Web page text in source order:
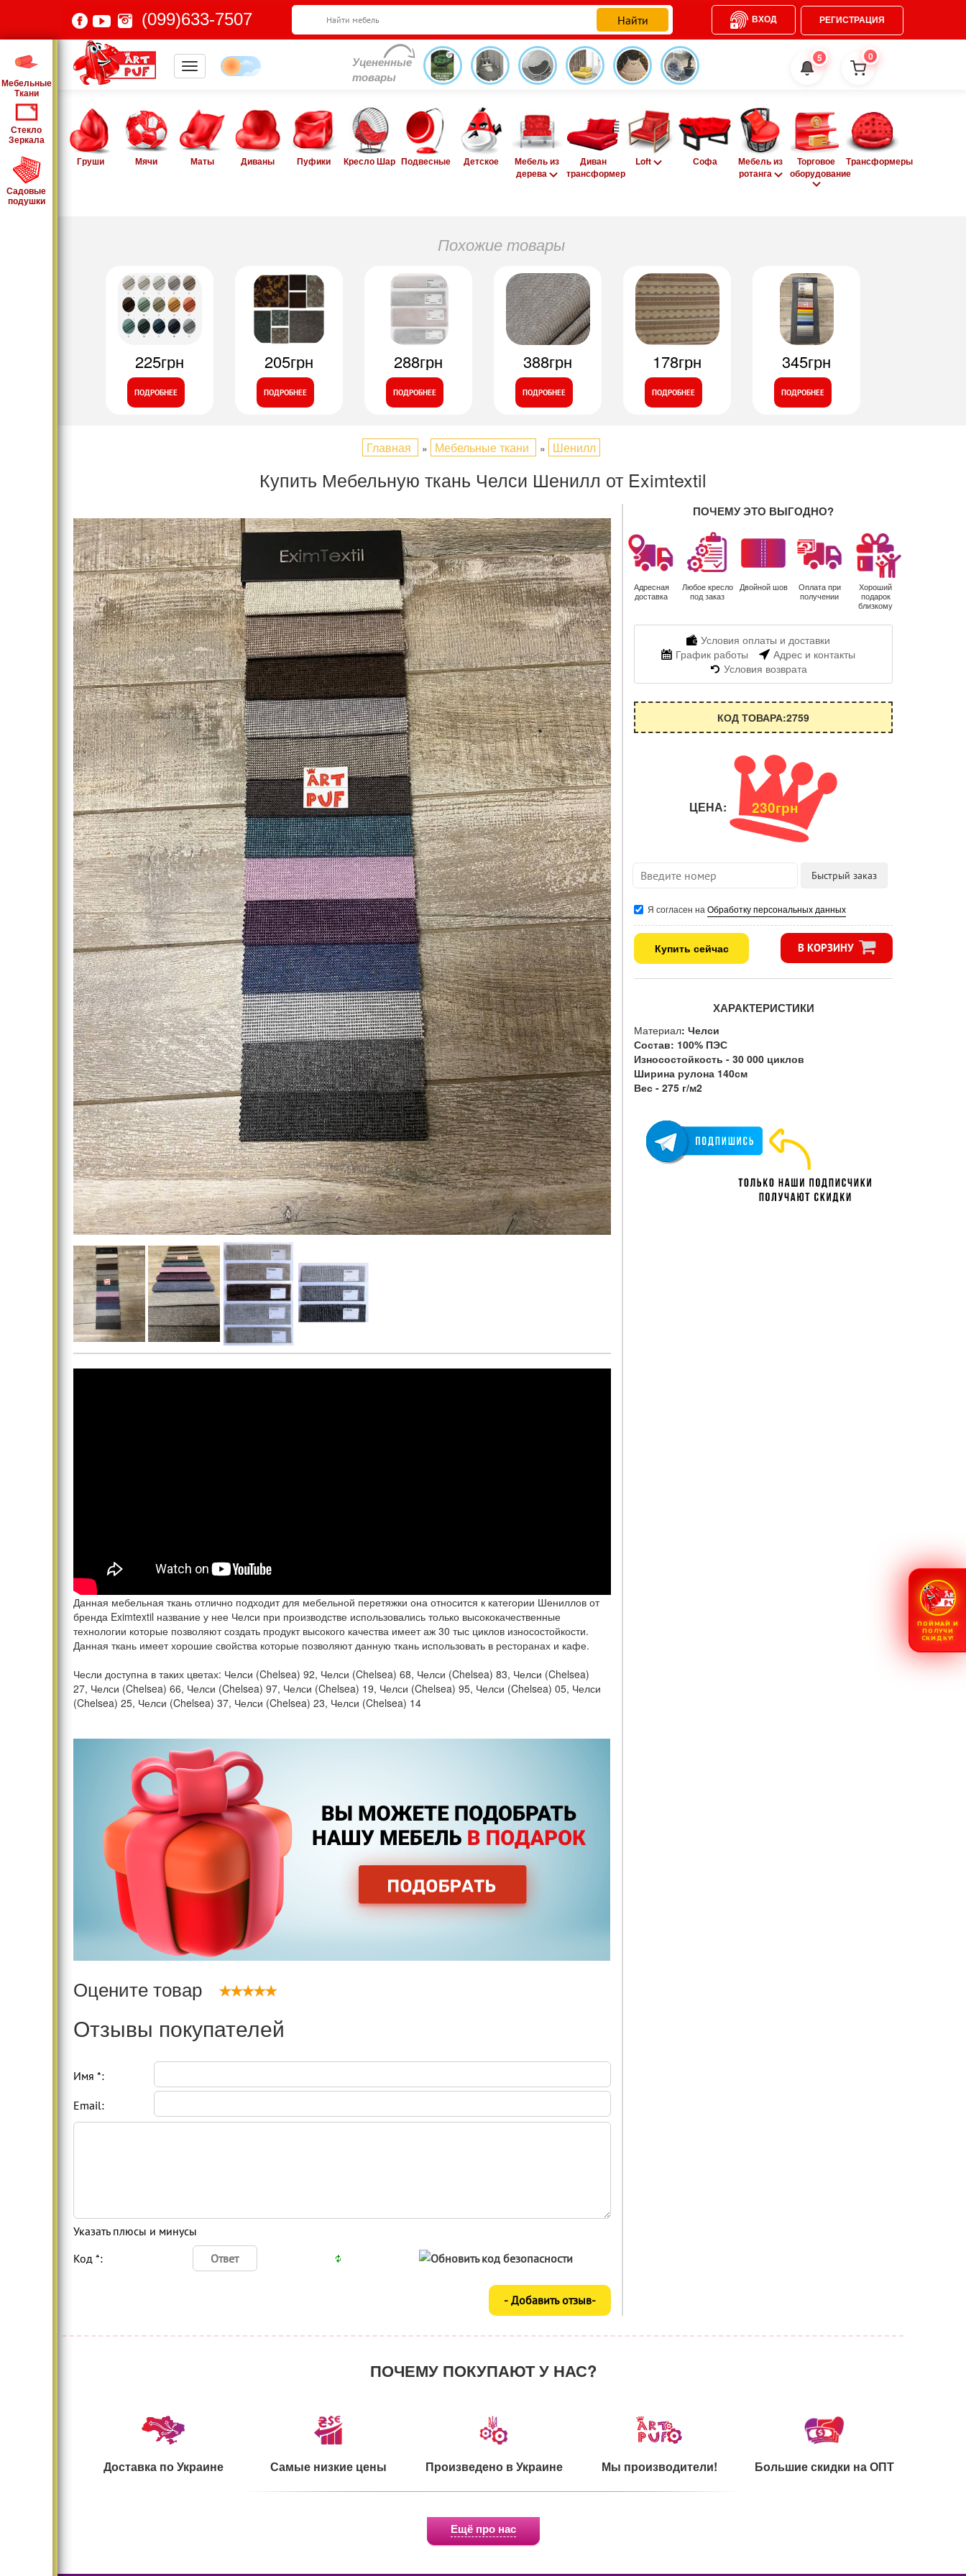
(099)633-7507 ВХОД РЕГИСТРАЦИЯ
Уцененные
товары
5 0
Груши Мячи Маты Диваны Пуфики Кресло Шар Подвесные Детское
Мебель из
дерева
Диван
трансформер
Loft Софа
Мебель из
ротанга
Торговое
оборудование
Трансформеры
Мебельные
Ткани
Стекло
Зеркала
Садовые
подушки
Похожие товары
225грн
ПОДРОБНЕЕ
205грн
ПОДРОБНЕЕ
288грн
ПОДРОБНЕЕ
388грн
ПОДРОБНЕЕ
178грн
ПОДРОБНЕЕ
345грн
ПОДРОБНЕЕ
Главная » Мебельные ткани » Шенилл
Купить Мебельную ткань Челси Шенилл от Eximtextil
Данная мебельная ткань отлично подходит для мебельной перетяжки она относится к категории Шениллов от
бренда Eximtextil название у нее Челси при производстве использовались только высококачественные
технологии которые позволяют создать продукт высокого качества имеет аж 30 тыс циклов износостойкости.
Данная ткань имеет хорошие свойства которые позволяют данную ткань использовать в ресторанах и кафе.
Чесли доступна в таких цветах: Челси (Chelsea) 92, Челси (Chelsea) 68, Челси (Chelsea) 83, Челси (Chelsea)
27, Челси (Chelsea) 66, Челси (Chelsea) 97, Челси (Chelsea) 19, Челси (Chelsea) 95, Челси (Chelsea) 05, Челси
(Chelsea) 25, Челси (Chelsea) 37, Челси (Chelsea) 23, Челси (Chelsea) 14
Оцените товар
Отзывы покупателей
Имя *:
Email:
Указать плюсы и минусы
Код *:
ПОЧЕМУ ЭТО ВЫГОДНО?
Адресная
доставка
Любое кресло
под заказ
Двойной шов
Оплата при
получении
Хороший
подарок
близкому
Условия оплаты и доставки
График работы
Адрес и контакты
Условия возврата
КОД ТОВАРА:2759
ЦЕНА: 230грн
Я согласен на Обработку персональных данных
Купить сейчас В КОРЗИНУ
ХАРАКТЕРИСТИКИ
Материал: Челси
Состав: 100% ПЭС
Износостойкость - 30 000 циклов
Ширина рулона 140см
Вес - 275 г/м2
ПОЧЕМУ ПОКУПАЮТ У НАС?
Доставка по Украине Самые низкие цены Произведено в Украине Мы производители! Большие скидки на ОПТ
Ещё про нас
ПОЙМАЙ И
ПОЛУЧИ
СКИДКУ!